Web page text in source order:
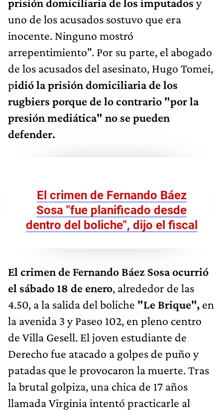
uno de los acusados sostuvo que era
inocente. Ninguno mostró
arrepentimiento". Por su parte, el abogado
de los acusados del asesinato, Hugo Tomei,
pidió la prisión domiciliaria de los
rugbiers porque de lo contrario "por la
presión mediática" no se pueden
defender.
El crimen de Fernando Báez
Sosa "fue planificado desde
dentro del boliche", dijo el fiscal
El crimen de Fernando Báez Sosa ocurrió
el sábado 18 de enero, alrededor de las
4.50, a la salida del boliche "Le Brique", en
la avenida 3 y Paseo 102, en pleno centro
de Villa Gesell. El joven estudiante de
Derecho fue atacado a golpes de puño y
patadas que le provocaron la muerte. Tras
la brutal golpiza, una chica de 17 años
llamada Virginia intentó practicarle al